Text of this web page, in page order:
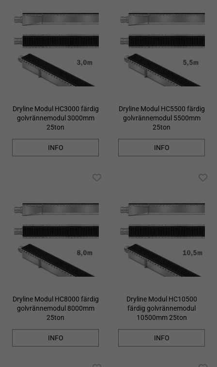
Dryline Modul HC3000 färdig
golvrännemodul 3000mm
25ton
INFO
Dryline Modul HC5500 färdig
golvrännemodul 5500mm
25ton
INFO
Dryline Modul HC8000 färdig
golvrännemodul 8000mm
25ton
INFO
Dryline Modul HC10500
färdig golvrännemodul
10500mm 25ton
INFO